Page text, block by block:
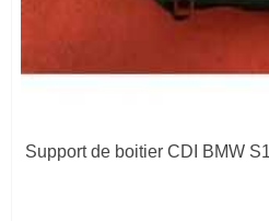
Support de boitier CDI BMW